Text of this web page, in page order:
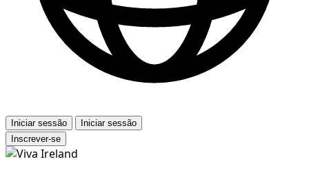
Iniciar sessão
Iniciar sessão
Inscrever-se